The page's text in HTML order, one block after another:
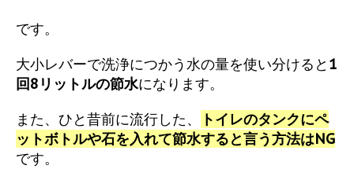
です。
大小レバーで洗浄につかう水の量を使い分けると 1
回8リットルの節水になります。
また、ひと昔前に流行した、
トイレのタンクにペ
ットボトルや石を入れて節水すると言う方法はNG
です。